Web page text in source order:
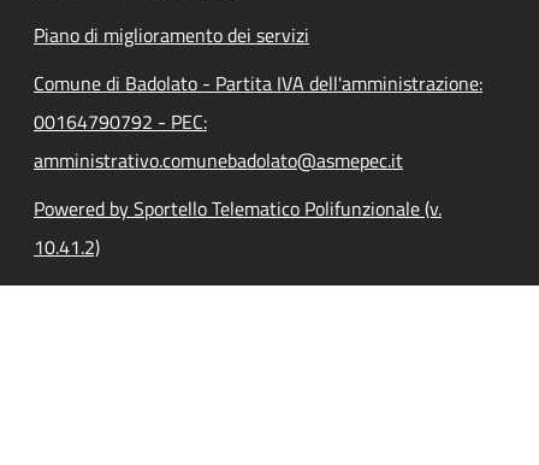
Piano di miglioramento dei servizi
Comune di Badolato - Partita IVA dell'amministrazione:
00164790792 - PEC:
amministrativo.comunebadolato@asmepec.it
Powered by Sportello Telematico Polifunzionale (v.
10.41.2)